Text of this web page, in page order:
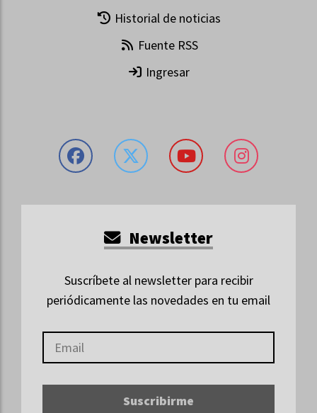
Historial de noticias
Fuente RSS
Ingresar
Newsletter
Suscríbete al newsletter para recibir
periódicamente las novedades en tu email
Suscribirme